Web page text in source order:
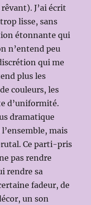
J’ai écrit
lisse, sans
étonnante qui
n’entend peu
qui me
plus les
couleurs, les
d’uniformité.
dramatique
mais
Ce parti-pris
pas rendre
rendre sa
fadeur, de
un son